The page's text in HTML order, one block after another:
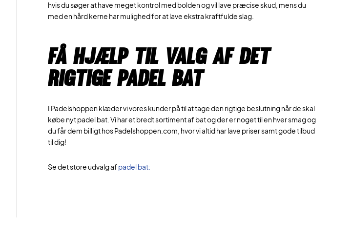
hvis du søger at have meget kontrol med bolden og vil lave præcise skud, mens du
med en hård kerne har mulighed for at lave ekstra kraftfulde slag.
Få hjælp til valg af det
rigtige padel bat
I Padelshoppen klæder vi vores kunder på til at tage den rigtige beslutning når de skal
købe nyt padel bat. Vi har et bredt sortiment af bat og der er noget til en hver smag og
du får dem billigt hos Padelshoppen.com, hvor vi altid har lave priser samt gode tilbud
til dig!
Se det store udvalg af padel bat: